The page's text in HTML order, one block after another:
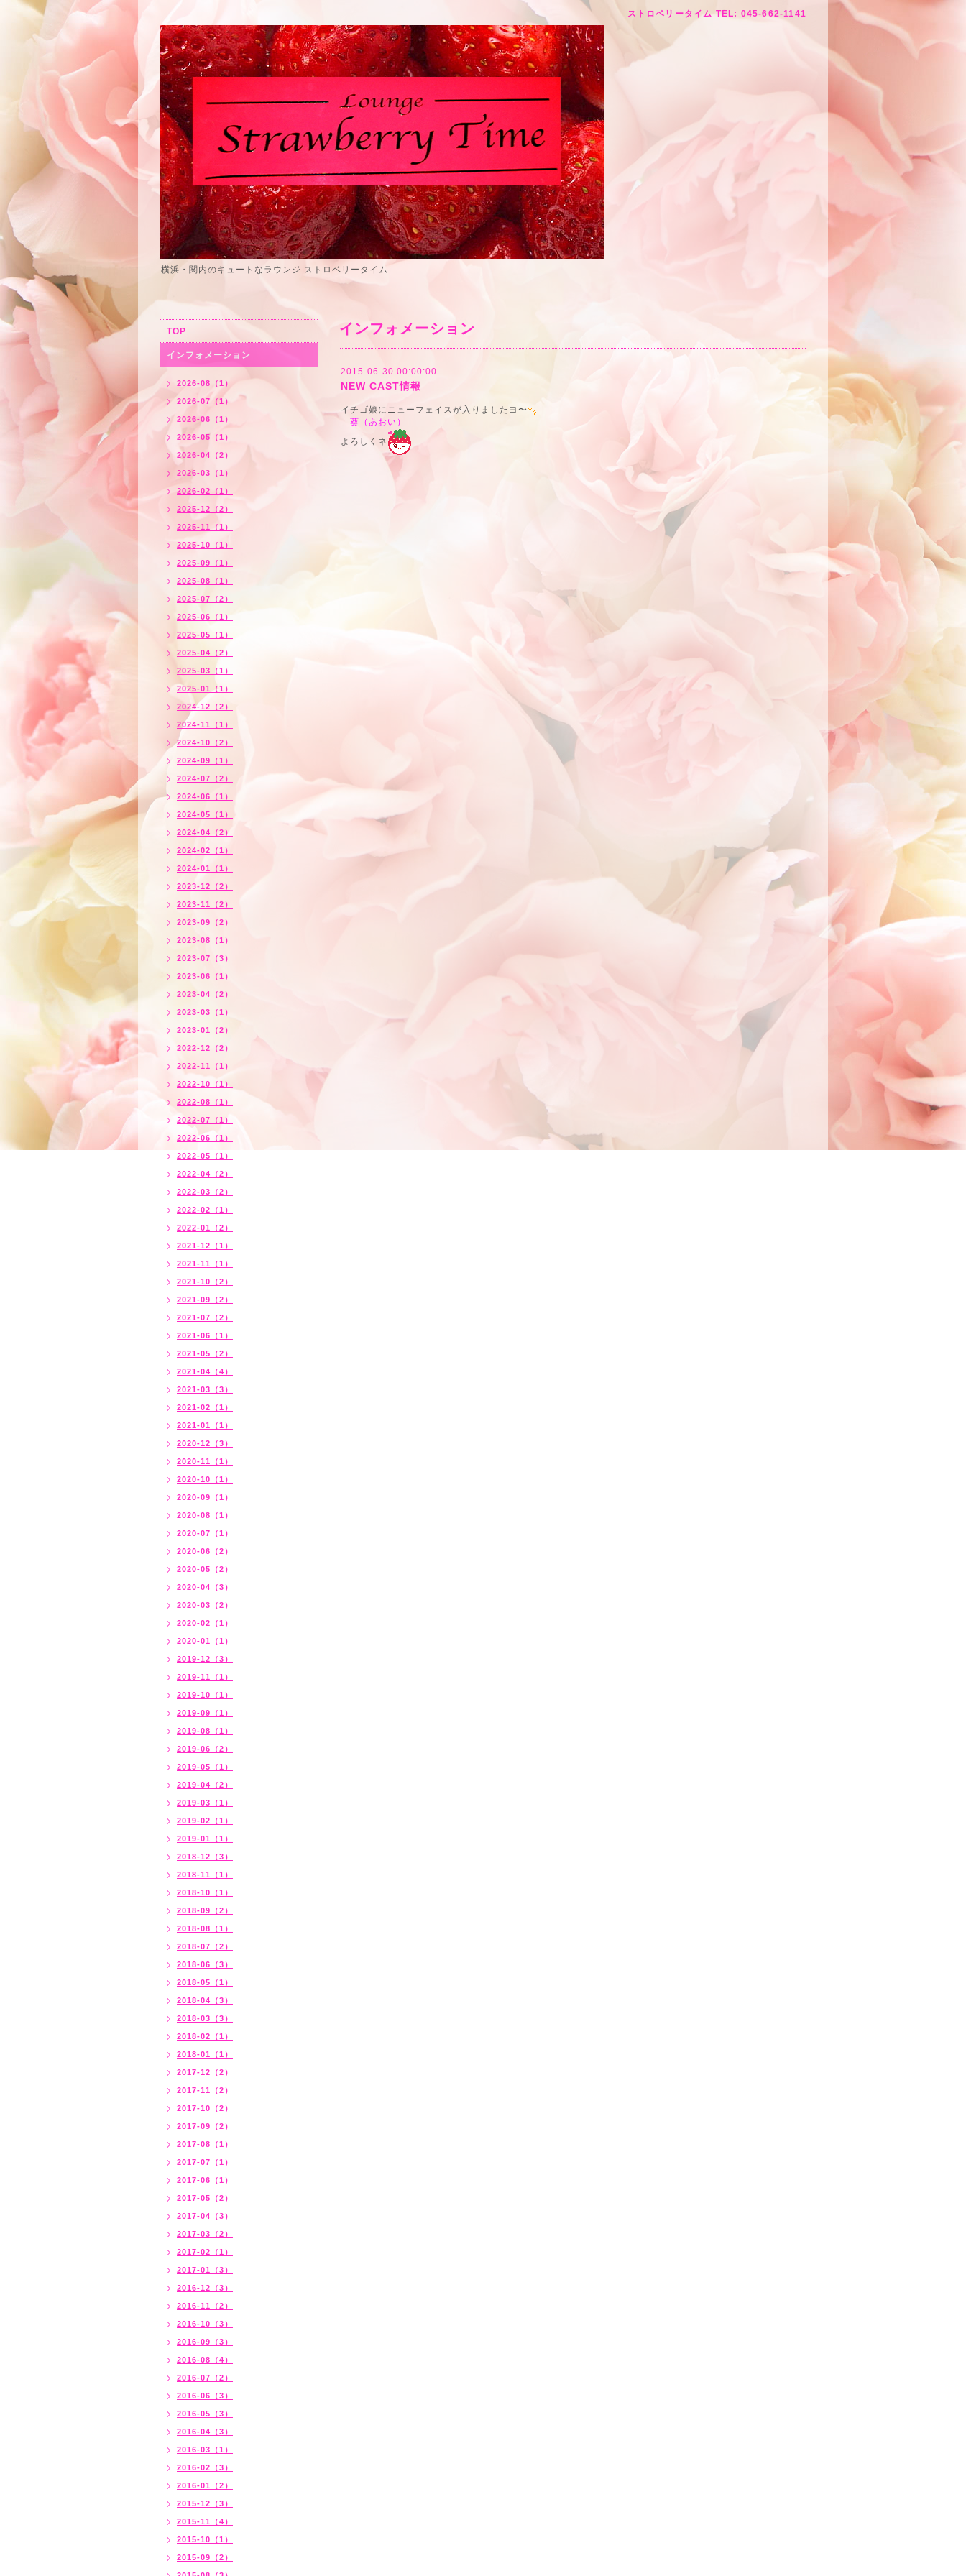
ストロベリータイム TEL: 045-662-1141
横浜・関内のキュートなラウンジ ストロベリータイム
インフォメーション
2015-06-30 00:00:00
NEW CAST情報
イチゴ娘にニューフェイスが入りましたヨ〜
葵（あおい）
よろしくネ
TOP
インフォメーション
2026-08（1）
2026-07（1）
2026-06（1）
2026-05（1）
2026-04（2）
2026-03（1）
2026-02（1）
2025-12（2）
2025-11（1）
2025-10（1）
2025-09（1）
2025-08（1）
2025-07（2）
2025-06（1）
2025-05（1）
2025-04（2）
2025-03（1）
2025-01（1）
2024-12（2）
2024-11（1）
2024-10（2）
2024-09（1）
2024-07（2）
2024-06（1）
2024-05（1）
2024-04（2）
2024-02（1）
2024-01（1）
2023-12（2）
2023-11（2）
2023-09（2）
2023-08（1）
2023-07（3）
2023-06（1）
2023-04（2）
2023-03（1）
2023-01（2）
2022-12（2）
2022-11（1）
2022-10（1）
2022-08（1）
2022-07（1）
2022-06（1）
2022-05（1）
2022-04（2）
2022-03（2）
2022-02（1）
2022-01（2）
2021-12（1）
2021-11（1）
2021-10（2）
2021-09（2）
2021-07（2）
2021-06（1）
2021-05（2）
2021-04（4）
2021-03（3）
2021-02（1）
2021-01（1）
2020-12（3）
2020-11（1）
2020-10（1）
2020-09（1）
2020-08（1）
2020-07（1）
2020-06（2）
2020-05（2）
2020-04（3）
2020-03（2）
2020-02（1）
2020-01（1）
2019-12（3）
2019-11（1）
2019-10（1）
2019-09（1）
2019-08（1）
2019-06（2）
2019-05（1）
2019-04（2）
2019-03（1）
2019-02（1）
2019-01（1）
2018-12（3）
2018-11（1）
2018-10（1）
2018-09（2）
2018-08（1）
2018-07（2）
2018-06（3）
2018-05（1）
2018-04（3）
2018-03（3）
2018-02（1）
2018-01（1）
2017-12（2）
2017-11（2）
2017-10（2）
2017-09（2）
2017-08（1）
2017-07（1）
2017-06（1）
2017-05（2）
2017-04（3）
2017-03（2）
2017-02（1）
2017-01（3）
2016-12（3）
2016-11（2）
2016-10（3）
2016-09（3）
2016-08（4）
2016-07（2）
2016-06（3）
2016-05（3）
2016-04（3）
2016-03（1）
2016-02（3）
2016-01（2）
2015-12（3）
2015-11（4）
2015-10（1）
2015-09（2）